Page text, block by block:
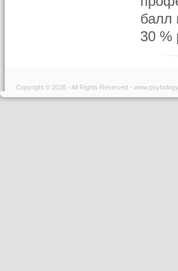
балл
30 %
Copyright © 2026 - All Rights Reserved -